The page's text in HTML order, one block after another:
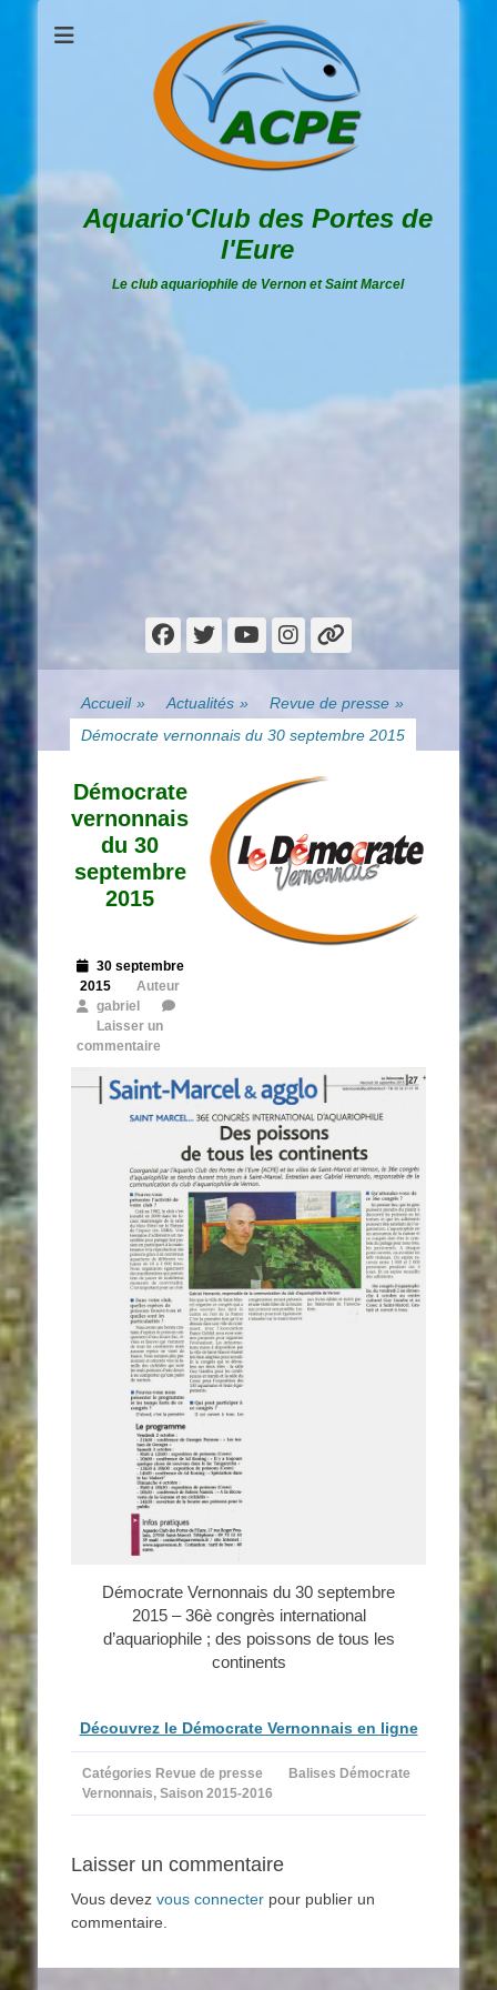
Aquario'Club des Portes de
l'Eure
Le club aquariophile de Vernon et Saint Marcel
Facebook
Twitter
YouTube
Instagram
Accueil » Actualités » Revue de presse »
Démocrate vernonnais du 30 septembre 2015
Démocrate
vernonnais
du 30
septembre
2015
Posted
on
30 septembre
2015
Auteur
gabriel
Laisser un
commentaire
Démocrate Vernonnais du 30 septembre
2015 – 36è congrès international
d’aquariophile ; des poissons de tous les
continents
Découvrez le Démocrate Vernonnais en ligne
Catégories Revue de presse Balises Démocrate
Vernonnais, Saison 2015-2016
Laisser un commentaire
Vous devez vous connecter pour publier un
commentaire.